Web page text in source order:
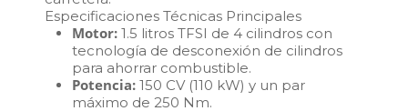
Especificaciones Técnicas Principales
Motor: 1.5 litros TFSI de 4 cilindros con
tecnología de desconexión de cilindros
para ahorrar combustible.
Potencia: 150 CV (110 kW) y un par
máximo de 250 Nm.